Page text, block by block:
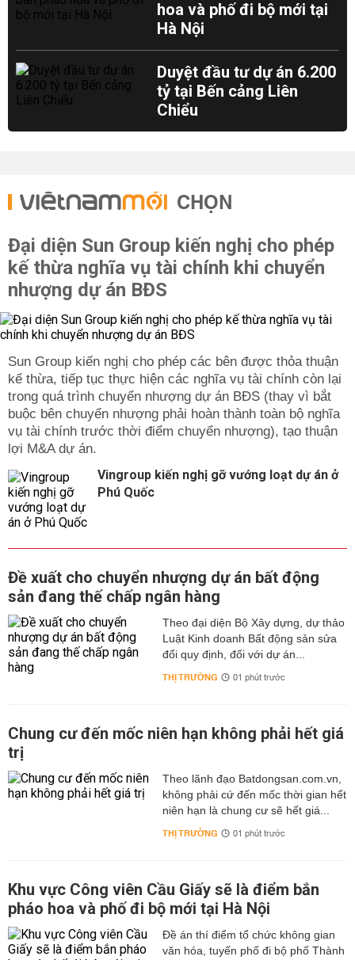
hoa và phố đi bộ mới tại
Hà Nội
Duyệt đầu tư dự án 6.200
tỷ tại Bến cảng Liên
Chiểu
CHỌN
Đại diện Sun Group kiến nghị cho phép
kế thừa nghĩa vụ tài chính khi chuyển
nhượng dự án BĐS
Sun Group kiến nghị cho phép các bên được thỏa thuận
kế thừa, tiếp tục thực hiện các nghĩa vụ tài chính còn lại
trong quá trình chuyển nhượng dự án BĐS (thay vì bắt
buộc bên chuyển nhượng phải hoàn thành toàn bộ nghĩa
vụ tài chính trước thời điểm chuyển nhượng), tạo thuận
lợi M&A dự án.
Vingroup kiến nghị gỡ vướng loạt dự án ở
Phú Quốc
Đề xuất cho chuyển nhượng dự án bất động
sản đang thế chấp ngân hàng
Theo đại diện Bộ Xây dựng, dự thảo
Luật Kinh doanh Bất động sản sửa
đổi quy định, đối với dự án...
THỊ TRƯỜNG 01 phút trước
Chung cư đến mốc niên hạn không phải hết giá
trị
Theo lãnh đạo Batdongsan.com.vn,
không phải cứ đến mốc thời gian hết
niên hạn là chung cư sẽ hết giá...
THỊ TRƯỜNG 01 phút trước
Khu vực Công viên Cầu Giấy sẽ là điểm bắn
pháo hoa và phố đi bộ mới tại Hà Nội
Đề án thí điểm tổ chức không gian
văn hóa, tuyến phố đi bộ phố Thành